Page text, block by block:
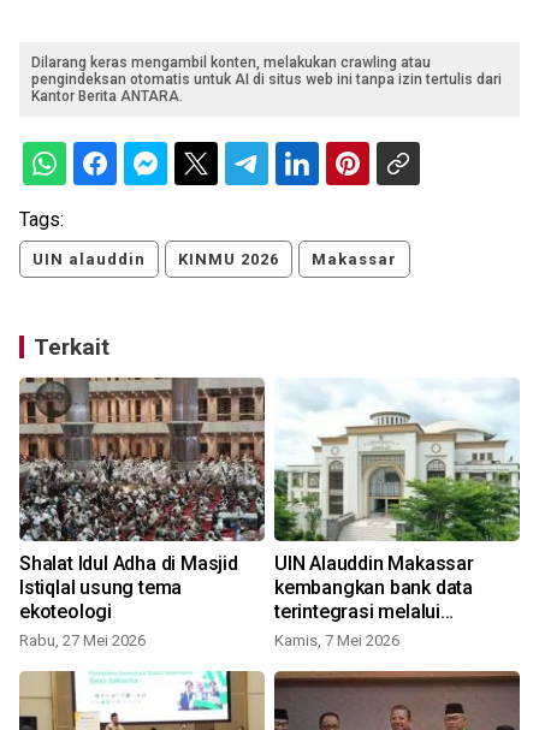
Dilarang keras mengambil konten, melakukan crawling atau
pengindeksan otomatis untuk AI di situs web ini tanpa izin tertulis dari
Kantor Berita ANTARA.
Tags:
UIN alauddin KINMU 2026 Makassar
Terkait
Shalat Idul Adha di Masjid
Istiqlal usung tema
ekoteologi
Rabu, 27 Mei 2026
UIN Alauddin Makassar
kembangkan bank data
terintegrasi melalui
Pustipedia
Kamis, 7 Mei 2026